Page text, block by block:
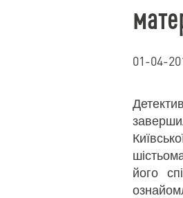
01-04-
його